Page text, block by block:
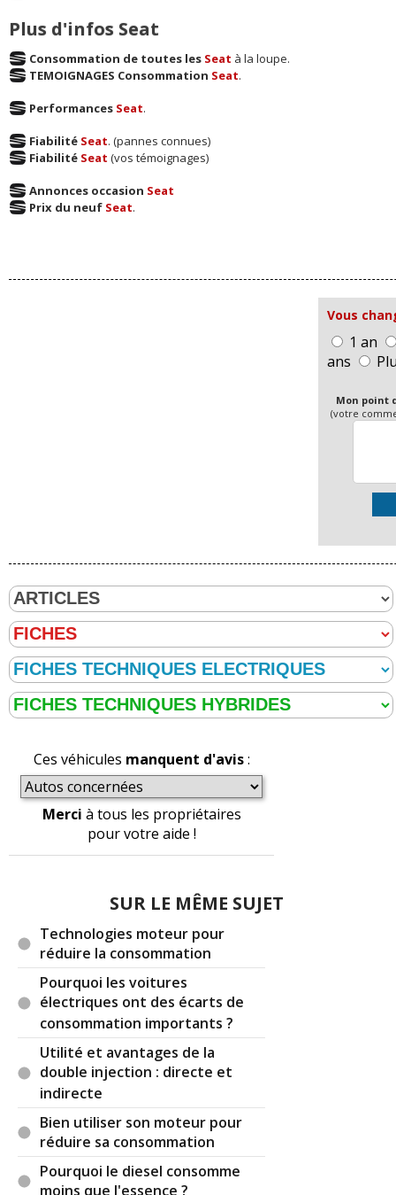
Plus d'infos Seat
Consommation de toutes les Seat à la loupe.
TEMOIGNAGES Consommation Seat.
Performances Seat.
Fiabilité Seat. (pannes connues)
Fiabilité Seat (vos témoignages)
Annonces occasion Seat
Prix du neuf Seat.
Vous
1 an
ans
Mon point
(votre
Ces véhicules manquent d'avis:
Merci à tous les propriétaires
pour votre aide !
SUR LE MÊME SUJET
Technologies moteur pour
réduire la consommation
Pourquoi les voitures
électriques ont des écarts de
consommation importants ?
Utilité et avantages de la
double injection : directe et
indirecte
Bien utiliser son moteur pour
réduire sa consommation
Pourquoi le diesel consomme